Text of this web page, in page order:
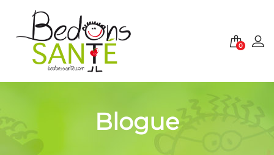
0
Blogue